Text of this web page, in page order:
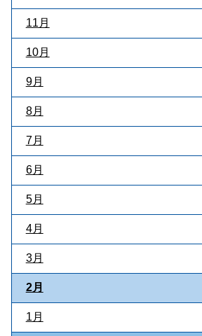
11月
10月
9月
8月
7月
6月
5月
4月
3月
2月
1月